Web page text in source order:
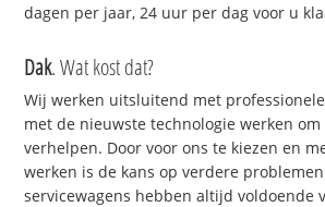
dagen per jaar, 24 uur per dag voor u
Dak. Wat kost dat?
Wij werken uitsluitend met
met de nieuwste technologie werken
verhelpen. Door voor ons te kiezen en
werken is de kans op verdere
servicewagens hebben altijd voldoende